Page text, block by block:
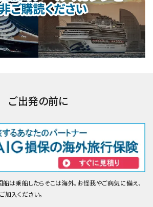
ご出発の前に
は乗船したらそこは海外。お怪我やご病気に備え、
入ください。